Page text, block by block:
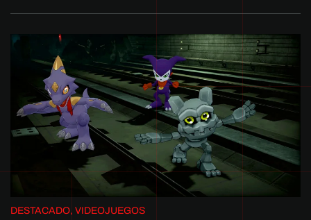
DESTACADO, VIDEOJUEGOS